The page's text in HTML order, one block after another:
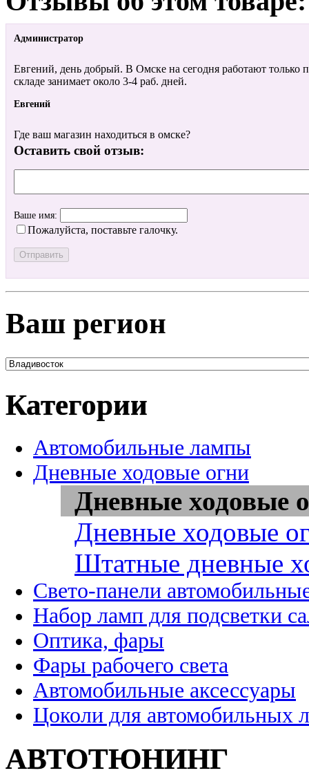
Администратор
Евгений, день добрый. В Омске на сегодня работают только
складе занимает около 3-4 раб. дней.
Евгений
Где ваш магазин находиться в омске?
Оставить свой отзыв:
Ваше имя:
Пожалуйста, поставьте галочку.
Ваш регион
Категории
Автомобильные лампы
Дневные ходовые огни
Дневные ходовые
Дневные ходовые
Штатные дневные
Свето-панели
Набор ламп для подсветки
Оптика, фары
Фары рабочего света
Автомобильные аксессуары
Цоколи для автомобильных
АВТОТЮНИНГ